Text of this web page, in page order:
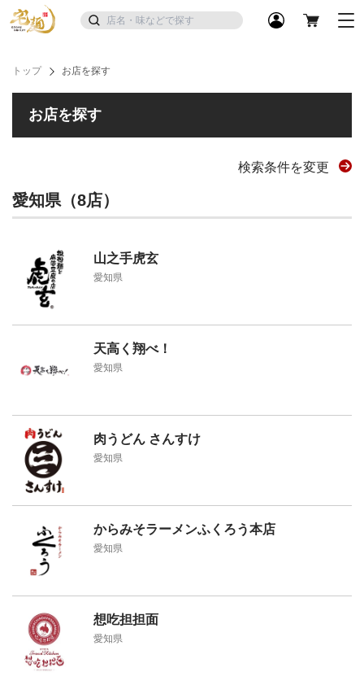
トップ お店を探す
お店を探す
検索条件を変更
愛知県（8店）
山之手虎玄
愛知県
天高く翔べ！
愛知県
肉うどん さんすけ
愛知県
からみそラーメンふくろう本店
愛知県
想吃担担面
愛知県